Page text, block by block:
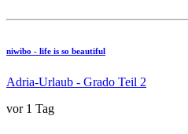
niwibo - life is so beautiful
Adria-Urlaub - Grado Teil 2
vor 1 Tag